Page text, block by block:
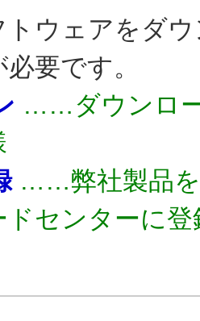
ウェアをダ
要です。
……ダウンロ
……弊社製品を
ドセンターに